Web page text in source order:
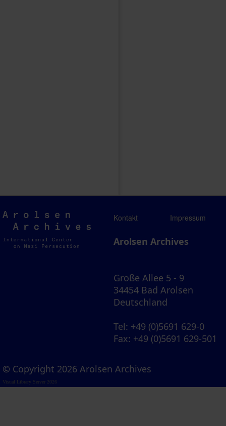
Arolsen
Archives
Kontakt Impressum
Arolsen Archives
Große Allee 5 - 9
34454 Bad Arolsen
Deutschland
Tel: +49 (0)5691 629-0
Fax: +49 (0)5691 629-501
© Copyright 2026 Arolsen Archives
Visual Library Server 2026